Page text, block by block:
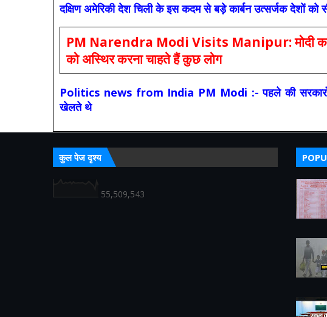
दक्षिण अमेरिकी देश चिली के इस कदम से बड़े कार्बन उत्सर्जक देशों
PM Narendra Modi Visits Manipur: मोदी का
को अस्थिर करना चाहते हैं कुछ लोग
Politics news from India PM Modi :- पहले की सरकारों
खेलते थे
कुल पेज दृश्य
55,509,543